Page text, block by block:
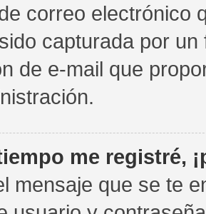
correo electrónico
capturada por
de e-mail que
me registré,
mensaje que se te